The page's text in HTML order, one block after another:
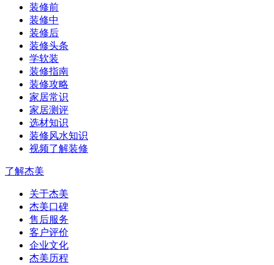
装修前
装修中
装修后
装修头条
学软装
装修指南
装修攻略
家居常识
家居测评
选材知识
装修风水知识
视频了解装修
了解杰美
关于杰美
杰美口碑
售后服务
客户评价
企业文化
杰美历程